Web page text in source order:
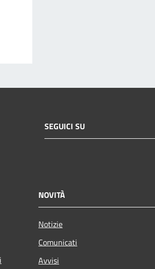
SEGUICI SU
NOVITÀ
Notizie
Comunicati
Avvisi